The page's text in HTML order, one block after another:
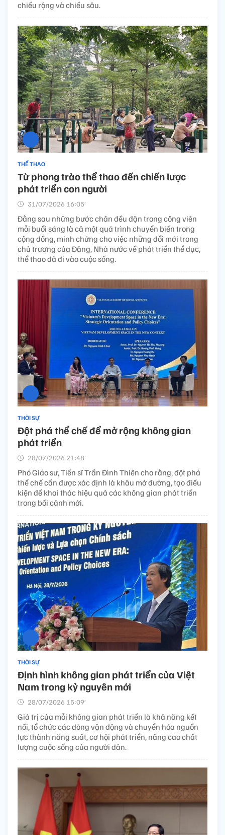
chiều rộng và chiều sâu.
THỂ THAO
Từ phong trào thể thao đến chiến lược
phát triển con người
31/07/2026 16:05’
Đằng sau những bước chân đều đặn trong công viên
mỗi buổi sáng là cả một quá trình chuyển biến trong
cộng đồng, minh chứng cho việc những đổi mới trong
chủ trương của Đảng, Nhà nước về phát triển thể dục,
thể thao đã đi vào cuộc sống.
THỜI SỰ
Đột phá thể chế để mở rộng không gian
phát triển
28/07/2026 21:48’
Phó Giáo sư, Tiến sĩ Trần Đình Thiên cho rằng, đột phá
thể chế cần được xác định là khâu mở đường, tạo điều
kiện để khai thác hiệu quả các không gian phát triển
trong bối cảnh mới.
THỜI SỰ
Định hình không gian phát triển của Việt
Nam trong kỷ nguyên mới
28/07/2026 15:09’
Giá trị của mỗi không gian phát triển là khả năng kết
nối, tổ chức các dòng vận động và chuyển hóa nguồn
lực thành năng suất, cơ hội phát triển, nâng cao chất
lượng cuộc sống của người dân.